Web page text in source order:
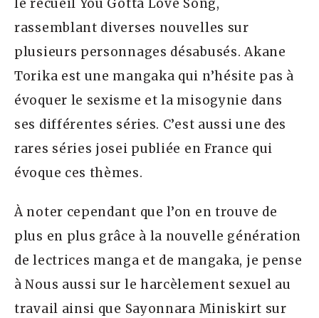
le recueil You Gotta Love Song,
rassemblant diverses nouvelles sur
plusieurs personnages désabusés. Akane
Torika est une mangaka qui n’hésite pas à
évoquer le sexisme et la misogynie dans
ses différentes séries. C’est aussi une des
rares séries josei publiée en France qui
évoque ces thèmes.
À noter cependant que l’on en trouve de
plus en plus grâce à la nouvelle génération
de lectrices manga et de mangaka, je pense
à Nous aussi sur le harcèlement sexuel au
travail ainsi que Sayonnara Miniskirt sur